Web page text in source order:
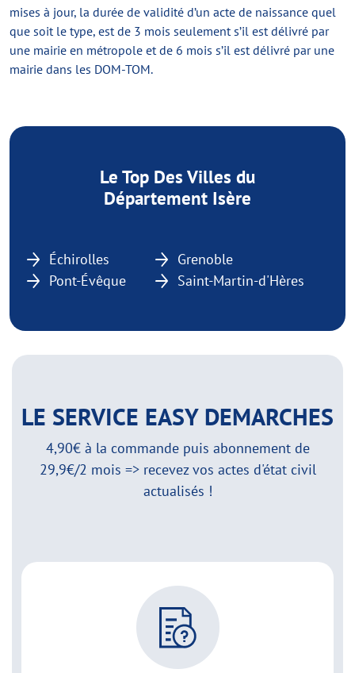
mises à jour, la durée de validité d’un acte de naissance quel
que soit le type, est de 3 mois seulement s’il est délivré par
une mairie en métropole et de 6 mois s’il est délivré par une
mairie dans les DOM-TOM.
Le Top Des Villes du
Département Isère
Échirolles
Grenoble
Pont-Évêque
Saint-Martin-d'Hères
LE SERVICE EASY DEMARCHES
4,90€ à la commande puis abonnement de
29,9€/2 mois => recevez vos actes d'état civil
actualisés !